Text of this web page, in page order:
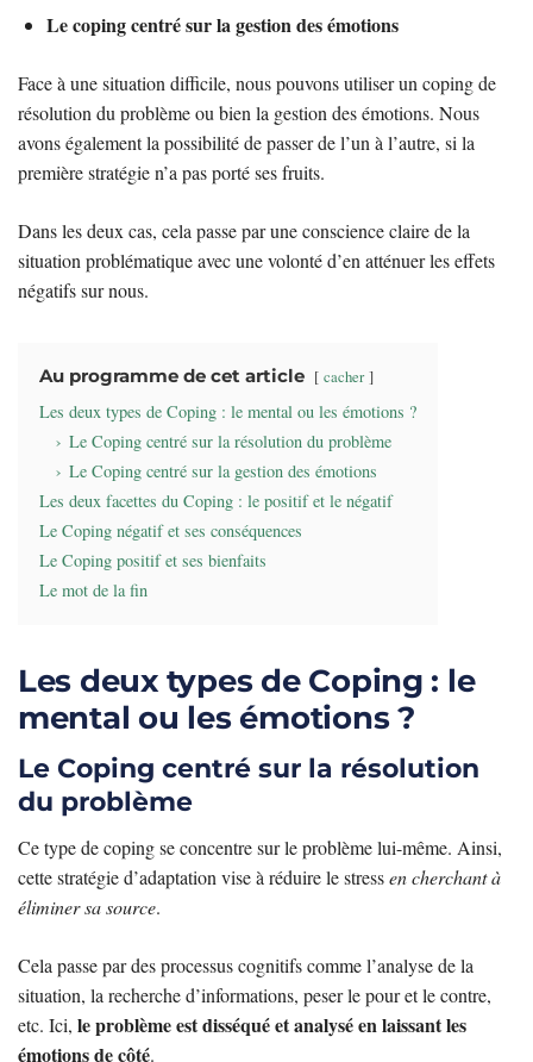
Le coping centré sur la gestion des émotions
Face à une situation difficile, nous pouvons utiliser un coping de
résolution du problème ou bien la gestion des émotions. Nous
avons également la possibilité de passer de l’un à l’autre, si la
première stratégie n’a pas porté ses fruits.
Dans les deux cas, cela passe par une conscience claire de la
situation problématique avec une volonté d’en atténuer les effets
négatifs sur nous.
Au programme de cet article cacher
Les deux types de Coping : le mental ou les émotions ?
Le Coping centré sur la résolution du problème
Le Coping centré sur la gestion des émotions
Les deux facettes du Coping : le positif et le négatif
Le Coping négatif et ses conséquences
Le Coping positif et ses bienfaits
Le mot de la fin
Les deux types de Coping : le
mental ou les émotions ?
Le Coping centré sur la résolution
du problème
Ce type de coping se concentre sur le problème lui-même. Ainsi,
cette stratégie d’adaptation vise à réduire le stressen cherchant à
éliminer sa source.
Cela passe par des processus cognitifs comme l’analyse de la
situation, la recherche d’informations, peser le pour et le contre,
etc. Ici, le problème est disséqué et analysé en laissant les
émotions de côté.